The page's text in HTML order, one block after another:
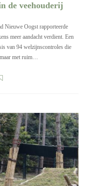
de veehouderij
Nieuwe Oogst rapporteerde
meer aandacht verdient. Een
van 94 welzijnscontroles die
met ruim…